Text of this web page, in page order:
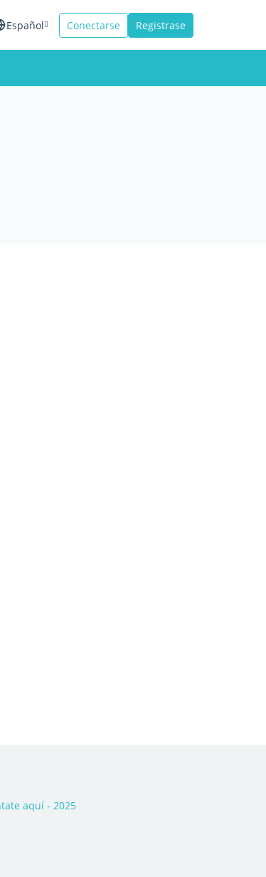
Español Conectarse Registrase
aquí - 2025